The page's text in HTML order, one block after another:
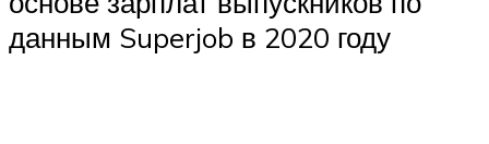
данным Superjob в 2020 году